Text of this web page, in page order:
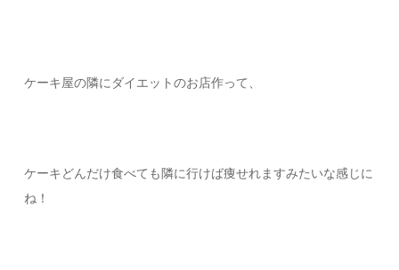
ケーキ屋の隣にダイエットのお店作って、
ケーキどんだけ食べても隣に行けば痩せれますみたいな感じに
ね！